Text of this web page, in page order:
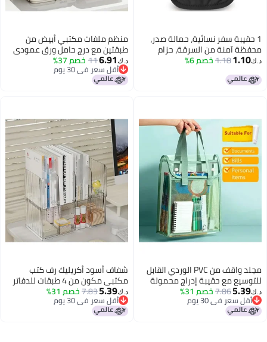
1 حقيبة سفر نسائية، حمالة صدر،
محفظة آمنة من السرقة، حزام
نقود، حقيبة سرية جواز السفر
والمال والقيمة
د.ك‏1.10
1.18خصم 6%
منظم ملفات مكتبي أبيض من
طبقتين مع درج حامل ورق عمودي
د.ك‏6.91
11 خصم 37%
أقل سعر في 30 يوم
أقل سعر في 30 يوم
مجلد واقف من PVC الوردي القابل
للتوسيع مع حقيبة إدراج محمولة
لتنظيم المستندات
د.ك‏5.39
7.86خصم 31%
أقل سعر في 30 يوم
أقل سعر في 30 يوم
شفاف أسود أكريليك رف كتب
مكتبي مكون من 4 طبقات للدفاتر
والملفات والمجلات
د.ك‏5.39
7.83خصم 31%
أقل سعر في 30 يوم
أقل سعر في 30 يوم